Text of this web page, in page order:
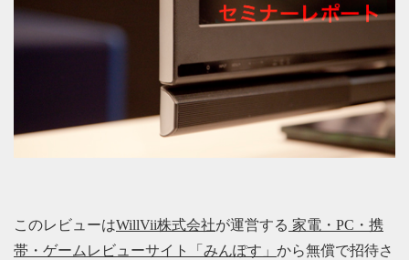
このレビューはWillVii株式会社が運営する 家電・PC・携
帯・ゲームレビューサイト「みんぽす」 から無償で招待さ